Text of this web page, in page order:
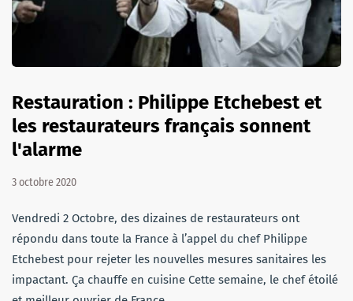
Restauration : Philippe Etchebest et
les restaurateurs français sonnent
l'alarme
3 octobre 2020
Vendredi 2 Octobre, des dizaines de restaurateurs ont
répondu dans toute la France à l’appel du chef Philippe
Etchebest pour rejeter les nouvelles mesures sanitaires les
impactant. Ça chauffe en cuisine Cette semaine, le chef étoilé